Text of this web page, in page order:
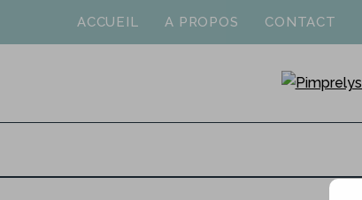
ACCUEIL A PROPOS CONTACT